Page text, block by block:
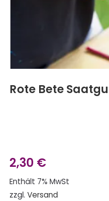
Rote Bete
2,30 €
Enthält 7% MwSt
zzgl. Versand